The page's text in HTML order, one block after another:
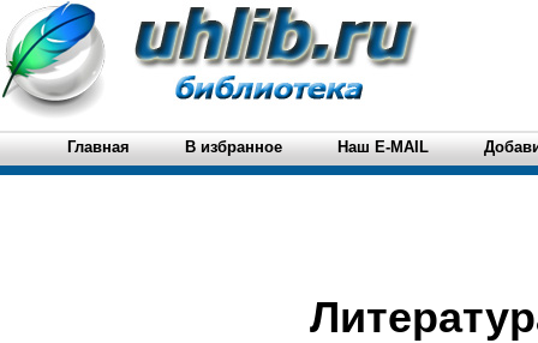
Главная В избранное Наш E-MAIL